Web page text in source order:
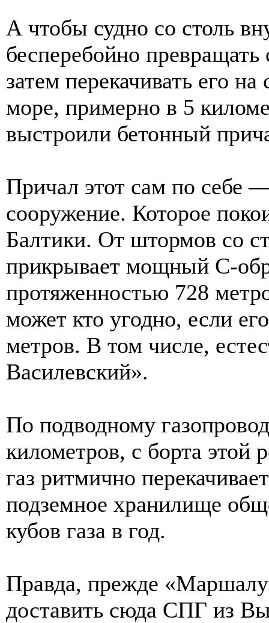
А чтобы судно со столь
бесперебойно
затем перекачивать его
море, примерно в 5
выстроили бетонный
Причал этот сам по себе
сооружение. Которое
Балтики. От штормов со
прикрывает мощный С-
протяженностью 728
может кто угодно, если
метров. В том числе,
Василевский».
По подводному
километров, с борта этой
газ ритмично
подземное хранилище
кубов газа в год.
Правда, прежде «Маршалу
доставить сюда СПГ из